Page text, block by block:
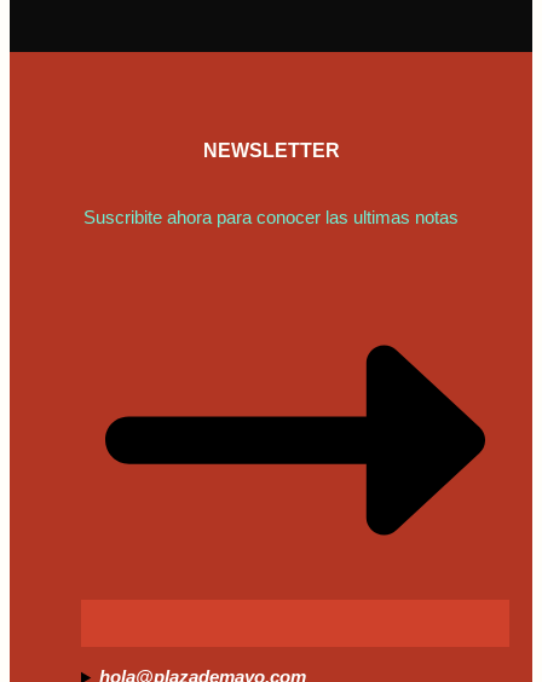
NEWSLETTER
Suscribite ahora para conocer las ultimas notas
hola@plazademayo.com